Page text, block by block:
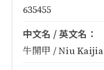
635455
中文名 / 英文名：
牛開甲 / Niu Kaijia